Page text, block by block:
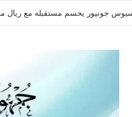
يكثف مفاوضاته لحسم صفقة هيثم